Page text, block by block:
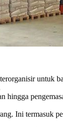
untuk
hingga
Ini termasuk